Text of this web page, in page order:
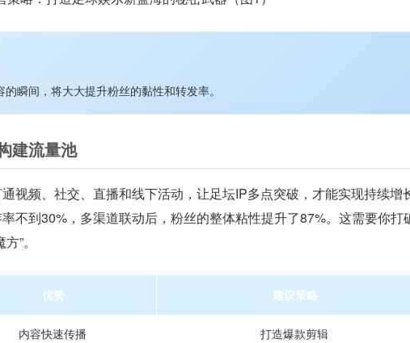
瞬间，将大大提升粉丝的黏性和转发率。
建流量池
视频、社交、直播和线下活动，让足坛IP多点突破，才能实现持续增
不到30%，多渠道联动后，粉丝的整体粘性提升了87%。这需要你打
”。
优势 建议策略
内容快速传播 打造爆款剪辑